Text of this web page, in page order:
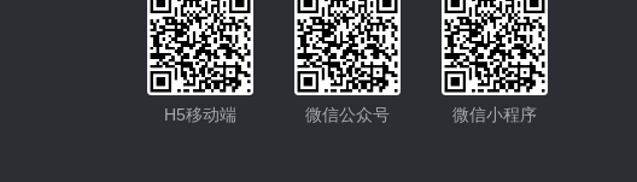
微信小程序
微信公众号
H5移动端